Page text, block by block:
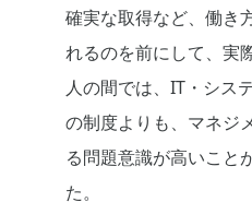
確実な取得など、働き
れるのを前にして、実
人の間では、IT・シス
の制度よりも、マネジ
る問題意識が高いこと
た。